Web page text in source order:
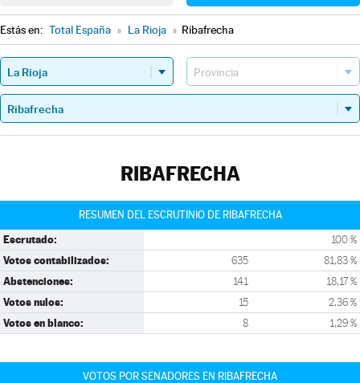
Estás en: Total España » La Rioja » Ribafrecha
RIBAFRECHA
RESUMEN DEL ESCRUTINIO DE RIBAFRECHA
Escrutado: 100 %
Votos contabilizados: 635 81,83 %
Abstenciones: 141 18,17 %
Votos nulos: 15 2,36 %
Votos en blanco: 8 1,29 %
VOTOS POR SENADORES EN RIBAFRECHA